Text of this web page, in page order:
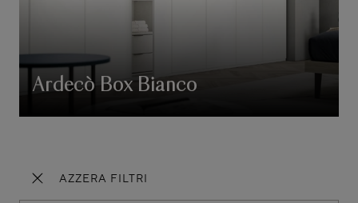
AZZERA FILTRI
Ardecò Box Bianco